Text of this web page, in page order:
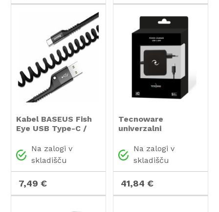
Kabel BASEUS Fish
Eye USB Type-C /
Na zalogi v
skladišču
7,49 €
Tecnoware
univerzalni
65W s Power
delivery funkcijo
Na zalogi v
skladišču
41,84 €